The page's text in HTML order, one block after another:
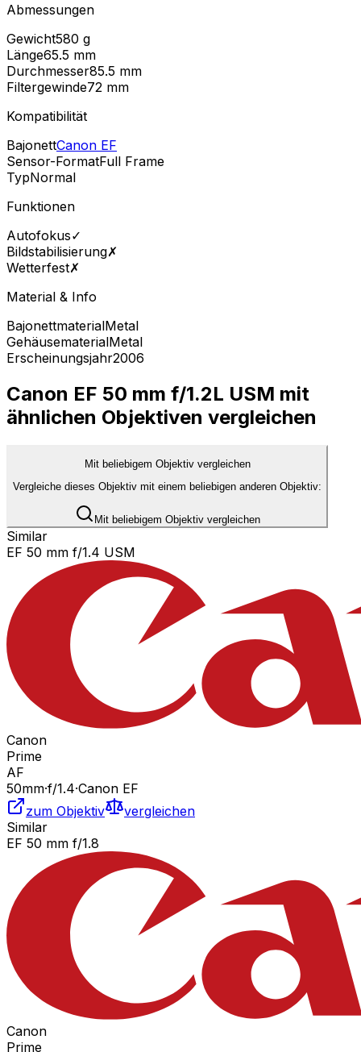
Abmessungen
Gewicht580 g
Länge65.5 mm
Durchmesser85.5 mm
Filtergewinde72 mm
Kompatibilität
BajonettCanon EF
Sensor-FormatFull Frame
TypNormal
Funktionen
Autofokus✓
Bildstabilisierung✗
Wetterfest✗
Material & Info
BajonettmaterialMetal
GehäusematerialMetal
Erscheinungsjahr2006
Canon EF 50 mm f/1.2L USM mit
ähnlichen Objektiven vergleichen
Mit beliebigem Objektiv vergleichen
Vergleiche dieses Objektiv mit einem beliebigen anderen Objektiv:
Mit beliebigem Objektiv vergleichen
Similar
EF 50 mm f/1.4 USM
Canon
Prime
AF
50mm·f/1.4·Canon EF
zum Objektiv
vergleichen
Similar
EF 50 mm f/1.8
Canon
Prime